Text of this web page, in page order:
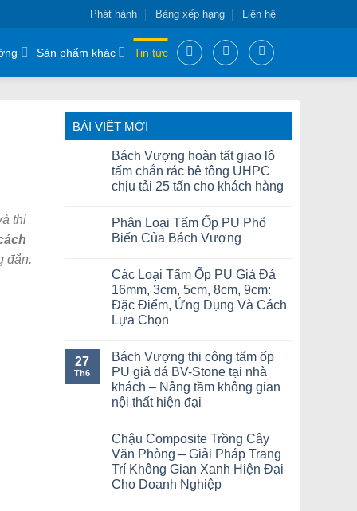
Phát hành Bảng xếp hạng Liên hệ
Sản phẩm khác Tin tức
thi
đắn.
BÀI VIẾT MỚI
Bách Vượng hoàn tất giao lô
tấm chắn rác bê tông UHPC
chịu tải 25 tấn cho khách hàng
Phân Loại Tấm Ốp PU Phổ
Biến Của Bách Vượng
Các Loại Tấm Ốp PU Giả Đá
16mm, 3cm, 5cm, 8cm, 9cm:
Đặc Điểm, Ứng Dụng Và Cách
Lựa Chọn
27
Th6
Bách Vượng thi công tấm ốp
PU giả đá BV-Stone tại nhà
khách – Nâng tầm không gian
nội thất hiện đại
Chậu Composite Trồng Cây
Văn Phòng – Giải Pháp Trang
Trí Không Gian Xanh Hiện Đại
Cho Doanh Nghiệp